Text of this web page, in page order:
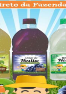
FALE COM O
morto
/Novas/